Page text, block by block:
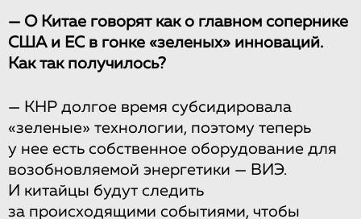
— О Китае говорят как о главном сопернике
США и ЕС в гонке «зеленых» инноваций.
Как так получилось?
— КНР долгое время субсидировала
«зеленые» технологии, поэтому теперь
у нее есть собственное оборудование для
возобновляемой энергетики — ВИЭ.
И китайцы будут следить
за происходящими событиями, чтобы